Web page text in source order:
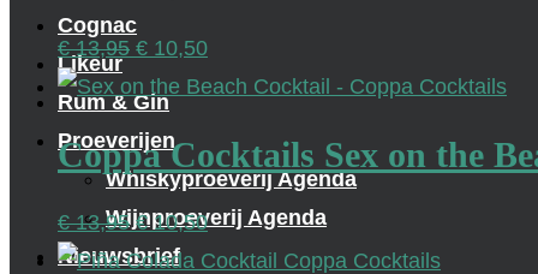
Cognac
Likeur
Rum & Gin
Proeverijen
Whiskyproeverij Agenda
Wijnproeverij Agenda
Nieuwsbrief
€13,95 Oorspronkelijke
prijs
€ 13,95.
€ 10,50Huidige
prijs
€ 10,50.
Coppa Cocktails Sex on the
€13,95 Oorspronkelijke
prijs
€10,50Huidige
prijs